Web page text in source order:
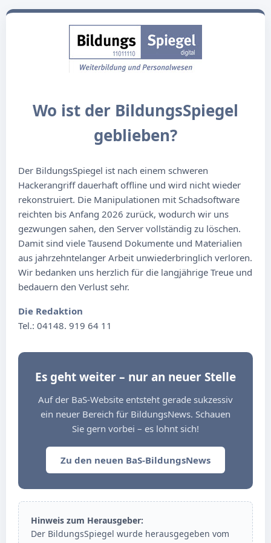
Wo ist der BildungsSpiegel
geblieben?
Der BildungsSpiegel ist nach einem schweren
Hackerangriff dauerhaft offline und wird nicht wieder
rekonstruiert. Die Manipulationen mit Schadsoftware
reichten bis Anfang 2026 zurück, wodurch wir uns
gezwungen sahen, den Server vollständig zu löschen.
Damit sind viele Tausend Dokumente und Materialien
aus jahrzehntelanger Arbeit unwiederbringlich verloren.
Wir bedanken uns herzlich für die langjährige Treue und
bedauern den Verlust sehr.
Die Redaktion
Tel.: 04148. 919 64 11
Es geht weiter – nur an neuer Stelle
Auf der BaS-Website entsteht gerade sukzessiv
ein neuer Bereich für BildungsNews. Schauen
Sie gern vorbei – es lohnt sich!
Zu den neuen BaS-BildungsNews
Hinweis zum Herausgeber:
Der BildungsSpiegel wurde herausgegeben vom